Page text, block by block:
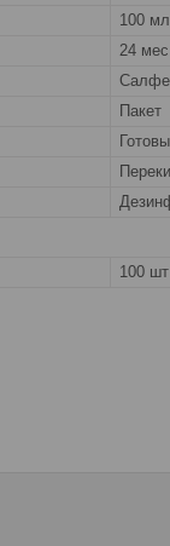
100 мл
24 мес
Пакет
100 шт